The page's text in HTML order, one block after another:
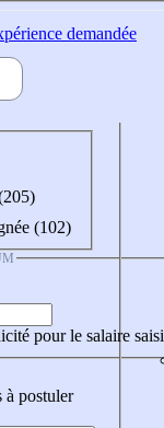
demandée
(102)
pour le salaire saisi
à postuler